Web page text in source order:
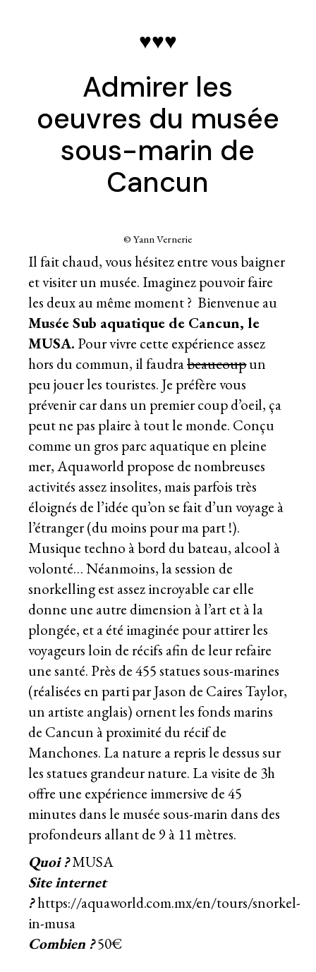
♥♥♥
Admirer les
oeuvres du musée
sous-marin de
Cancun
© Yann Vernerie
Il fait chaud, vous hésitez entre vous baigner
et visiter un musée. Imaginez pouvoir faire
les deux au même moment ? Bienvenue au
Musée Sub aquatique de Cancun, le
MUSA. Pour vivre cette expérience assez
hors du commun, il faudrabeaucoupun
peu jouer les touristes. Je préfère vous
prévenir car dans un premier coup d’oeil, ça
peut ne pas plaire à tout le monde. Conçu
comme un gros parc aquatique en pleine
mer, Aquaworld propose de nombreuses
activités assez insolites, mais parfois très
éloignés de l’idée qu’on se fait d’un voyage à
l’étranger (du moins pour ma part !).
Musique techno à bord du bateau, alcool à
volonté… Néanmoins, la session de
snorkelling est assez incroyable car elle
donne une autre dimension à l’art et à la
plongée, et a été imaginée pour attirer les
voyageurs loin de récifs afin de leur refaire
une santé. Près de 455 statues sous-marines
(réalisées en parti par Jason de Caires Taylor,
un artiste anglais) ornent les fonds marins
de Cancun à proximité du récif de
Manchones. La nature a repris le dessus sur
les statues grandeur nature. La visite de 3h
offre une expérience immersive de 45
minutes dans le musée sous-marin dans des
profondeurs allant de 9 à 11 mètres.
Quoi ?MUSA
Site internet
?https://aquaworld.com.mx/en/tours/snorkel-
in-musa
Combien ?50€